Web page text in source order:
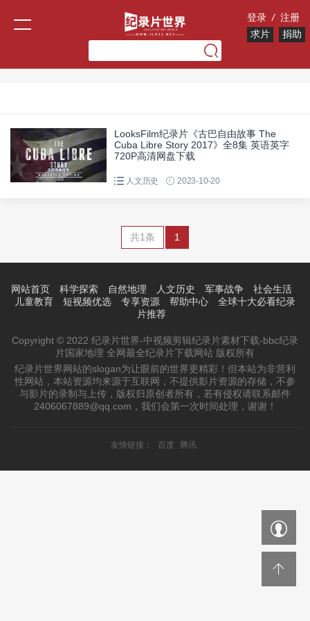
登录 / 注册
求片
捐助
LooksFilm纪录片《古巴自由故事 The
Cuba Libre Story 2017》全8集 英语英字
720P高清网盘下载
人文历史 2023-10-20
共1条 1
网站首页 科学探索 自然地理 人文历史 军事战争
社会生活
儿童教育
短视频优选 专享资源 帮助中心
全球十大必看纪录
片推荐
Copyright © 2022 纪录片世界-中视频剪辑纪录片素材下载-bbc纪录
片国家地理 全网最全纪录片下载网站 版权所有
纪录片世界网站的slogan为让眼前的世界更精彩！但本站为非营利
性网站，本站资源均来源于互联网，不提供影片资源的存储，不参
与影片的录制与上传，版权归原创者所有，若有侵权请联系邮件
2406067889@qq.com，我们会第一次时间处理，谢谢！
友情链接： 百度 腾讯